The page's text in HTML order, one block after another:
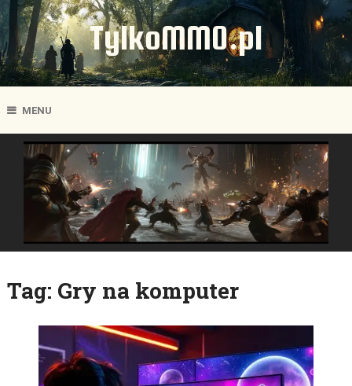
TylkoMMO.pl
MENU
Tag: Gry na komputer